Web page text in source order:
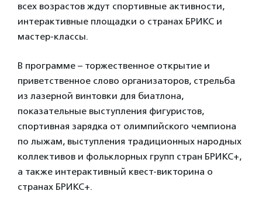
всех возрастов ждут спортивные активности,
интерактивные площадки о странах БРИКС и
мастер-классы.
В программе – торжественное открытие и
приветственное слово организаторов, стрельба
из лазерной винтовки для биатлона,
показательные выступления фигуристов,
спортивная зарядка от олимпийского чемпиона
по лыжам, выступления традиционных народных
коллективов и фольклорных групп стран БРИКС+,
а также интерактивный квест-викторина о
странах БРИКС+.